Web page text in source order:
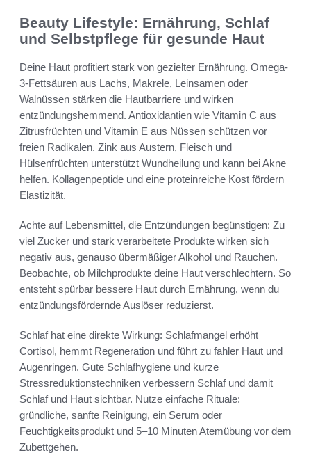
Beauty Lifestyle: Ernährung, Schlaf
und Selbstpflege für gesunde Haut
Deine Haut profitiert stark von gezielter Ernährung. Omega-
3-Fettsäuren aus Lachs, Makrele, Leinsamen oder
Walnüssen stärken die Hautbarriere und wirken
entzündungshemmend. Antioxidantien wie Vitamin C aus
Zitrusfrüchten und Vitamin E aus Nüssen schützen vor
freien Radikalen. Zink aus Austern, Fleisch und
Hülsenfrüchten unterstützt Wundheilung und kann bei Akne
helfen. Kollagenpeptide und eine proteinreiche Kost fördern
Elastizität.
Achte auf Lebensmittel, die Entzündungen begünstigen: Zu
viel Zucker und stark verarbeitete Produkte wirken sich
negativ aus, genauso übermäßiger Alkohol und Rauchen.
Beobachte, ob Milchprodukte deine Haut verschlechtern. So
entsteht spürbar bessere Haut durch Ernährung, wenn du
entzündungsfördernde Auslöser reduzierst.
Schlaf hat eine direkte Wirkung: Schlafmangel erhöht
Cortisol, hemmt Regeneration und führt zu fahler Haut und
Augenringen. Gute Schlafhygiene und kurze
Stressreduktionstechniken verbessern Schlaf und damit
Schlaf und Haut sichtbar. Nutze einfache Rituale:
gründliche, sanfte Reinigung, ein Serum oder
Feuchtigkeitsprodukt und 5–10 Minuten Atemübung vor dem
Zubettgehen.